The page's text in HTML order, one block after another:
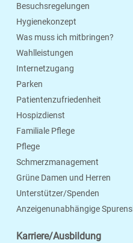
Besuchsregelungen
Hygienekonzept
Was muss ich mitbringen?
Wahlleistungen
Internetzugang
Parken
Patientenzufriedenheit
Hospizdienst
Familiale Pflege
Pflege
Schmerzmanagement
Grüne Damen und Herren
Unterstützer/Spenden
Anzeigenunabhängige
Karriere/Ausbildung